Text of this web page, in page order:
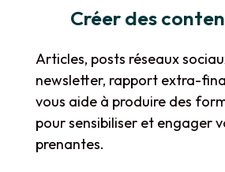
Créer des
Articles, posts réseaux
newsletter, rapport extra-
vous aide à produire des
pour sensibiliser et engager
prenantes.